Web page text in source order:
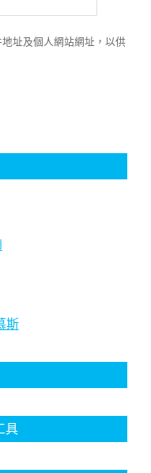
址及個人網站網址，以供
斯
具